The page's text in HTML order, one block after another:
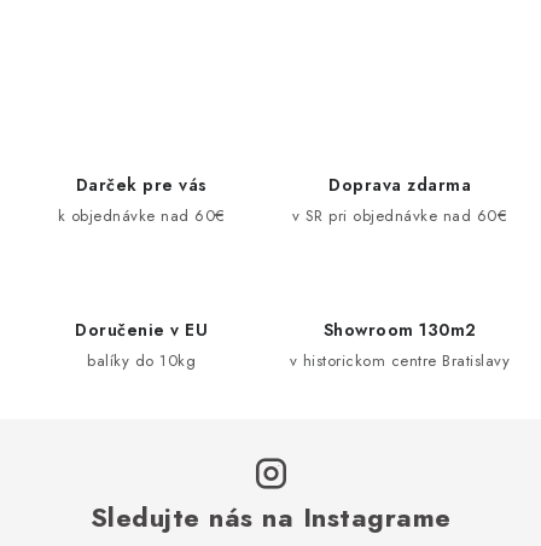
Darček pre vás
k objednávke nad 60€
Doprava zdarma
v SR pri objednávke nad 60€
Doručenie v EU
balíky do 10kg
Showroom 130m2
v historickom centre Bratislavy
Sledujte nás na Instagrame